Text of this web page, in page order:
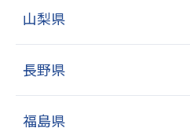
山梨県
長野県
福島県